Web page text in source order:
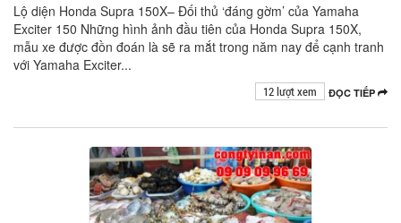
Lộ diện Honda Supra 150X– Đối thủ ‘đáng gờm’ của Yamaha
Exciter 150 Những hình ảnh đầu tiên của Honda Supra 150X,
mẫu xe được đồn đoán là sẽ ra mắt trong năm nay để cạnh tranh
với Yamaha Exciter...
ĐỌC TIẾP
12 lượt xem